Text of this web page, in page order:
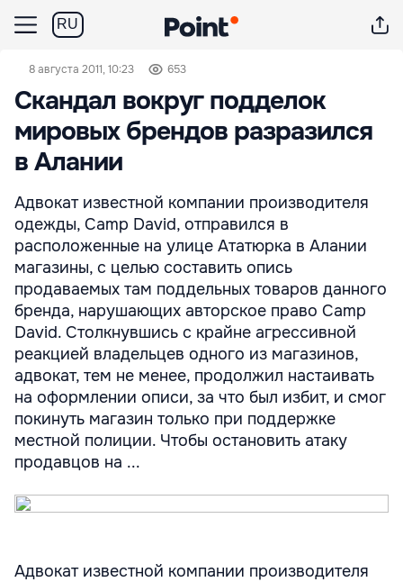
RU
8 августа 2011, 10:23 653
Скандал вокруг подделок
мировых брендов разразился
в Алании
Адвокат известной компании производителя
одежды, Camp David, отправился в
расположенные на улице Ататюрка в Алании
магазины, с целью составить опись
продаваемых там поддельных товаров данного
бренда, нарушающих авторское право Camp
David. Столкнувшись с крайне агрессивной
реакцией владельцев одного из магазинов,
адвокат, тем не менее, продолжил настаивать
на оформлении описи, за что был избит, и смог
покинуть магазин только при поддержке
местной полиции. Чтобы остановить атаку
продавцов на ...
Адвокат известной компании производителя